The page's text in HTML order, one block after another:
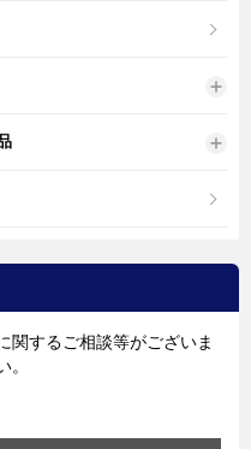
関するご相談等がございま
。